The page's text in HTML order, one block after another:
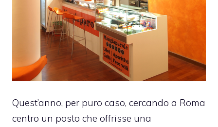
Quest’anno, per puro caso, cercando a Roma
centro un posto che offrisse una